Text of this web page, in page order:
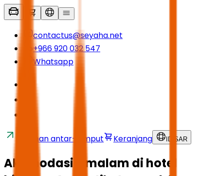
contactus@seyaha.net
+966 920 032 547
Whatsapp
Layanan antar-jemput Keranjang ID SAR
Akomodasi 3 malam di hotel